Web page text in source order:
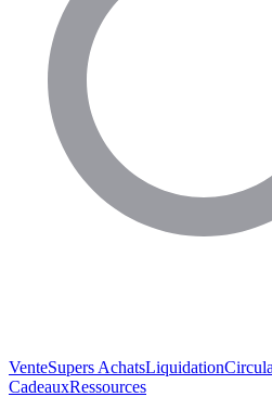
VenteSupers AchatsLiquidation
CadeauxRessources